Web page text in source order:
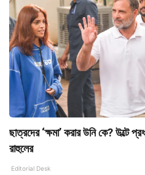
ছাত্রদের ‘ক্ষমা’ করার উনি কে? উল্টে
রাহুলের
Editorial Desk